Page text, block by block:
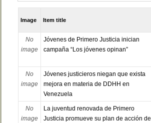
Image Item title
No
image
Jóvenes de Primero Justicia inician
campaña “Los jóvenes opinan”
No
image
Jóvenes justicieros niegan que exista
mejora en materia de DDHH en
Venezuela
No
image
La juventud renovada de Primero
Justicia promueve su plan de acción de